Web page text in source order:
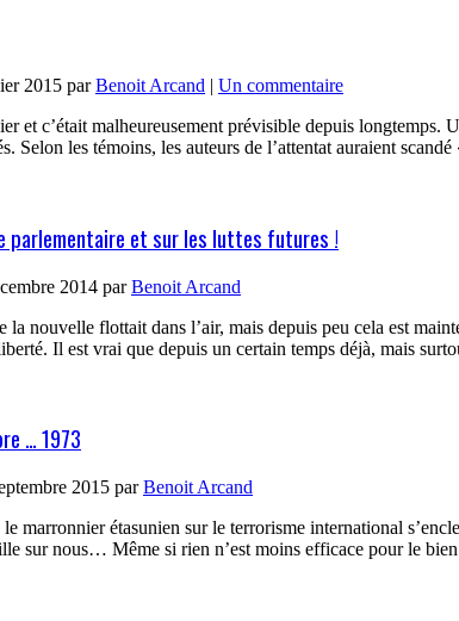
2015 parBenoit Arcand | Un commentaire
et c’était malheureusement prévisible depuis
Selon les témoins, les auteurs de l’attentat auraient
parlementaire et sur les luttes futures !
2014 parBenoit Arcand
la nouvelle flottait dans l’air, mais depuis peu cela est
Il est vrai que depuis un certain temps déjà, mais
… 1973
2015 parBenoit Arcand
marronnier étasunien sur le terrorisme international
sur nous… Même si rien n’est moins efficace pour le